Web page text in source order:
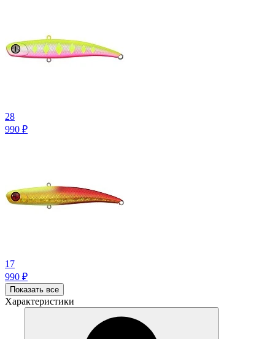
28
990 ₽
17
990 ₽
Показать все
Характеристики